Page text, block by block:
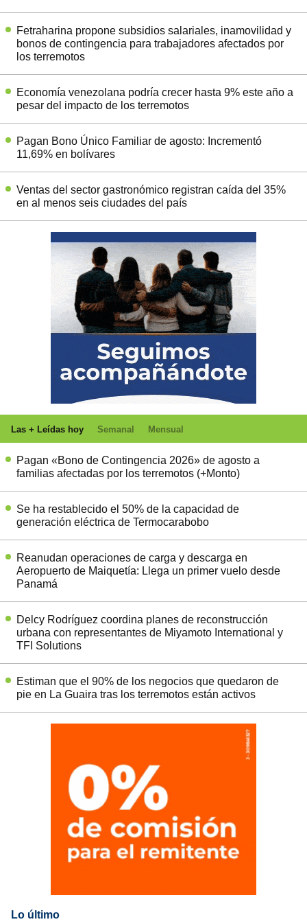
Fetraharina propone subsidios salariales, inamovilidad y
bonos de contingencia para trabajadores afectados por
los terremotos
Economía venezolana podría crecer hasta 9% este año a
pesar del impacto de los terremotos
Pagan Bono Único Familiar de agosto: Incrementó
11,69% en bolívares
Ventas del sector gastronómico registran caída del 35%
en al menos seis ciudades del país
Las + Leídas hoy Semanal Mensual
Pagan «Bono de Contingencia 2026» de agosto a
familias afectadas por los terremotos (+Monto)
Se ha restablecido el 50% de la capacidad de
generación eléctrica de Termocarabobo
Reanudan operaciones de carga y descarga en
Aeropuerto de Maiquetía: Llega un primer vuelo desde
Panamá
Delcy Rodríguez coordina planes de reconstrucción
urbana con representantes de Miyamoto International y
TFI Solutions
Estiman que el 90% de los negocios que quedaron de
pie en La Guaira tras los terremotos están activos
Lo último